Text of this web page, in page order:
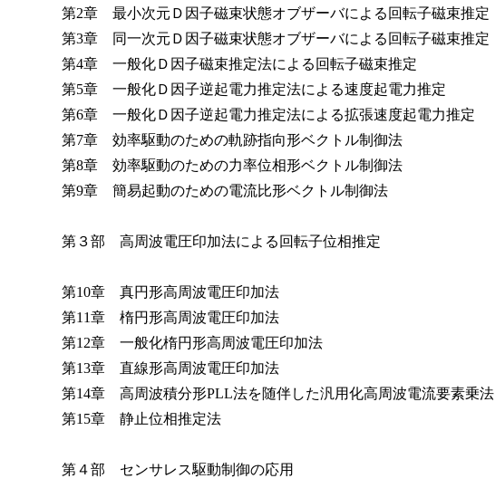
第2章 最小次元Ｄ因子磁束状態オブザーバによる回転子磁束推定
第3章 同一次元Ｄ因子磁束状態オブザーバによる回転子磁束推定
第4章 一般化Ｄ因子磁束推定法による回転子磁束推定
第5章 一般化Ｄ因子逆起電力推定法による速度起電力推定
第6章 一般化Ｄ因子逆起電力推定法による拡張速度起電力推定
第7章 効率駆動のための軌跡指向形ベクトル制御法
第8章 効率駆動のための力率位相形ベクトル制御法
第9章 簡易起動のための電流比形ベクトル制御法
第３部 高周波電圧印加法による回転子位相推定
第10章 真円形高周波電圧印加法
第11章 楕円形高周波電圧印加法
第12章 一般化楕円形高周波電圧印加法
第13章 直線形高周波電圧印加法
第14章 高周波積分形PLL法を随伴した汎用化高周波電流要素乗法
第15章 静止位相推定法
第４部 センサレス駆動制御の応用